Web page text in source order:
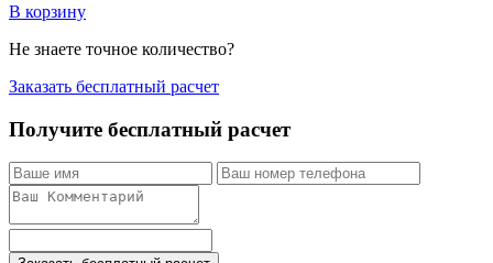
В корзину
Не знаете точное количество?
Заказать бесплатный расчет
Получите бесплатный расчет